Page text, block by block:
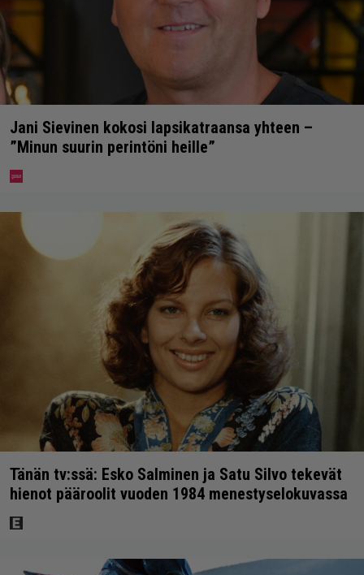
Jani Sievinen kokosi lapsikatraansa yhteen –
”Minun suurin perintöni heille”
Tänän tv:ssä: Esko Salminen ja Satu Silvo tekevät
hienot pääroolit vuoden 1984 menestyselokuvassa